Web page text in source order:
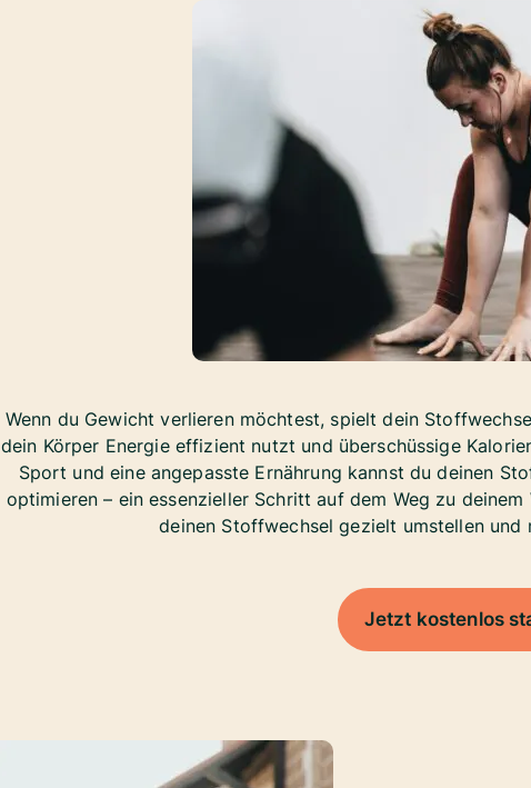
Wenn du Gewicht verlieren möchtest, spielt dein
dein Körper Energie effizient nutzt und überschüssige
Sport und eine angepasste Ernährung kannst du deinen
optimieren – ein essenzieller Schritt auf dem Weg zu
deinen Stoffwechsel gezielt umstellen und
Jetzt kostenlos